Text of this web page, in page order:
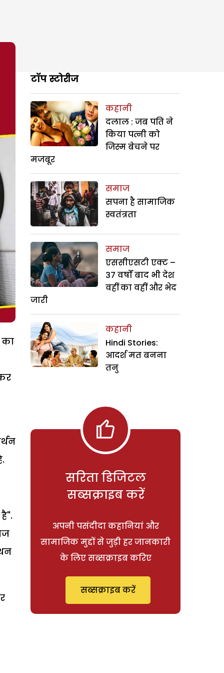
का
टॉप स्टोरीज
कहानी
दलाल : जब पति ने
किया पत्नी को
जिस्म बेचने पर
मजबूर
समाज
सपना है सामाजिक
स्वतंत्रता
समाज
एससीएसटी एक्ट –
37 वर्षों बाद भी देश
वहीं का वहीं और भेद
जारी
कहानी
Hindi Stories:
आदर्श मत बनना
तनु
सरिता डिजिटल
सब्सक्राइब करें
अपनी पसंदीदा कहानियां और
सामाजिक मुद्दों से जुड़ी हर जानकारी
के लिए सब्सक्राइब करिए
सब्सक्राइब करें